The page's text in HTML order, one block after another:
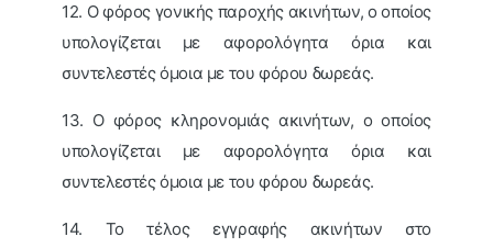
12. Ο φόρος γονικής παροχής ακινήτων, ο οποίος
υπολογίζεται με αφορολόγητα όρια και
συντελεστές όμοια με του φόρου δωρεάς.
13. Ο φόρος κληρονομιάς ακινήτων, ο οποίος
υπολογίζεται με αφορολόγητα όρια και
συντελεστές όμοια με του φόρου δωρεάς.
14. Το τέλος εγγραφής ακινήτων στο